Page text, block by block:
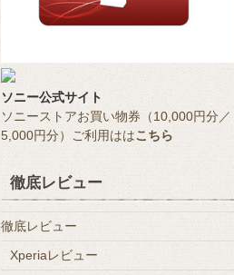
ソニー公式サイト
ソニーストアお買い物券（10,000円分／
5,000円分）ご利用ははこちら
徹底レビュー
徹底レビュー
Xperiaレビュー